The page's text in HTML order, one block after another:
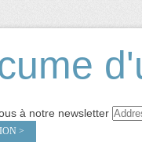
à notre newsletter